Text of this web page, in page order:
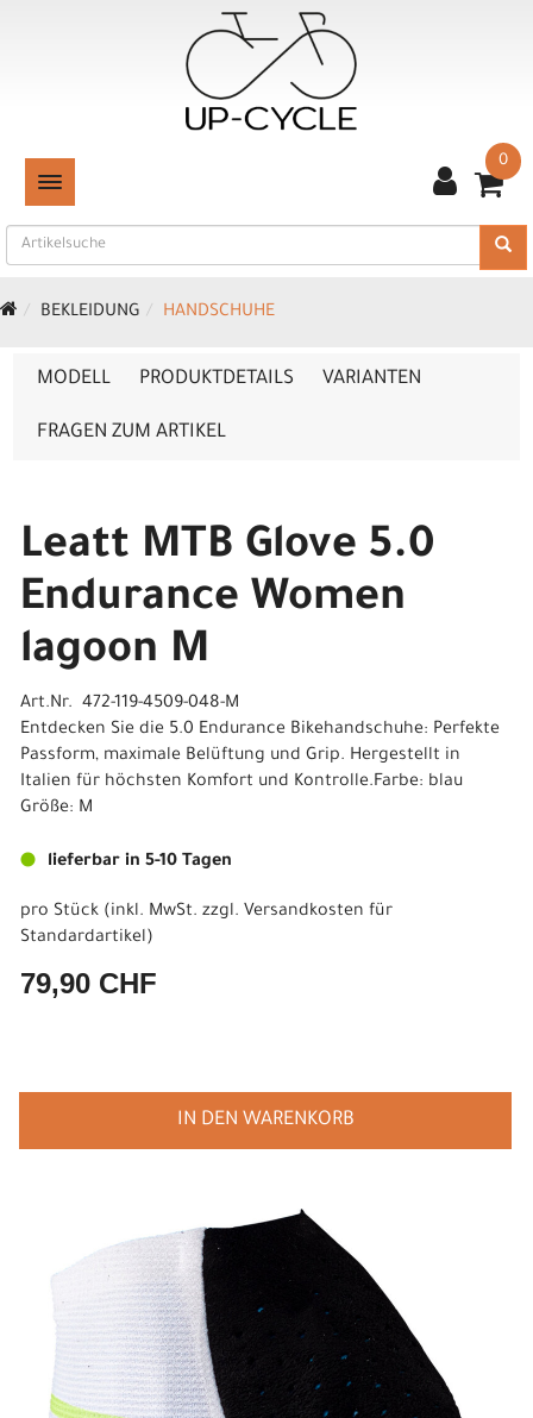
TOGGLE NAVIGATION
0
BEKLEIDUNG HANDSCHUHE
MODELL PRODUKTDETAILS VARIANTEN
FRAGEN ZUM ARTIKEL
Leatt MTB Glove 5.0
Endurance Women
lagoon M
Art.Nr. 472-119-4509-048-M
Entdecken Sie die 5.0 Endurance Bikehandschuhe: Perfekte
Passform, maximale Belüftung und Grip. Hergestellt in
Italien für höchsten Komfort und Kontrolle.Farbe: blau
Größe: M
lieferbar in 5-10 Tagen
pro Stück (inkl. MwSt. zzgl. Versandkosten für
Standardartikel)
79,90 CHF
IN DEN WARENKORB